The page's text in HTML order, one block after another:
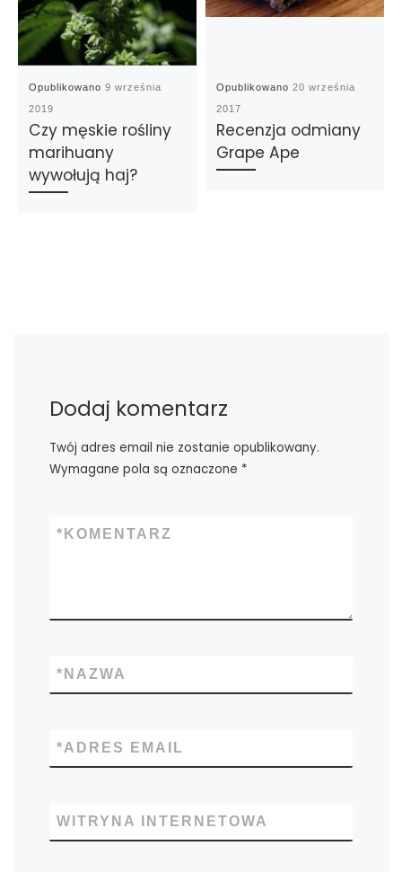
Opublikowano9 września
2019
Czy męskie rośliny
marihuany
wywołują haj?
Opublikowano20 września
2017
Recenzja odmiany
Grape Ape
Dodaj komentarz
Twój adres email nie zostanie opublikowany.
Wymagane pola są oznaczone *
KOMENTARZ
*
NAZWA
*
ADRES EMAIL
*
WITRYNA INTERNETOWA